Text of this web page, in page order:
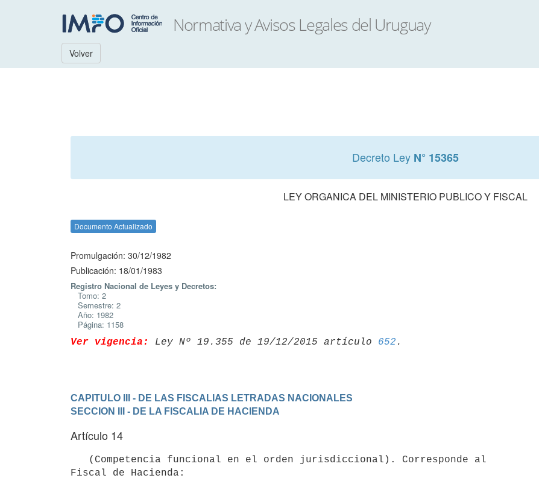
Volver
Decreto Ley N° 15365
LEY ORGANICA DEL MINISTERIO PUBLICO Y FISCAL
Documento Actualizado
Promulgación: 30/12/1982
Publicación: 18/01/1983
Registro Nacional de Leyes y Decretos:
Tomo: 2
Semestre: 2
Año: 1982
Página: 1158
Ver vigencia: Ley Nº 19.355 de 19/12/2015 artículo 652
CAPITULO III - DE LAS FISCALIAS LETRADAS NACIONALES
SECCION III - DE LA FISCALIA DE HACIENDA
Artículo 14
Fiscal de Hacienda: